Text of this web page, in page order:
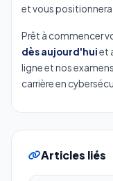
et vous
Prêt à commencer
dès aujourd'huiet
ligne et nos
carrière en
Articles liés